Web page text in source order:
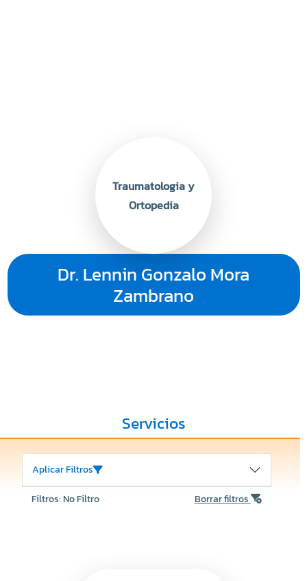
Dr. Lennin Gonzalo Mora
Zambrano
Traumatologia y
Ortopedia
Servicios
Aplicar Filtros
Filtros: No Filtro Borrar filtros